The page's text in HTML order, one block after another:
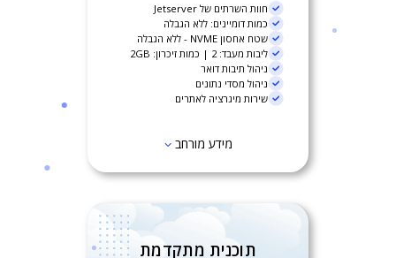
חוות השרתים של Jetserver
כמות דומיינים: ללא הגבלה
שטח אחסון NVME - ללא הגבלה
ליבות מעבד: 2 | כמות זיכרון: 2GB
ניהול תיבות דואר
ניהול מסדי נתונים
שירות מיגרציה לאתרים
מידע מורחב
תוכנית מתקדמת